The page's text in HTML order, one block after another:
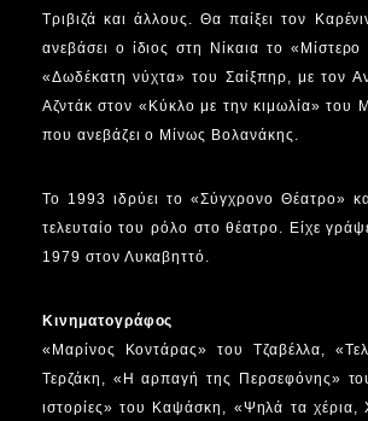
Τριβιζά και άλλους. Θα παίξει τον
ανεβάσει ο ίδιος στη Νίκαια το
«Δωδέκατη νύχτα» του Σαίξπηρ, με τον
Αζντάκ στον «Κύκλο με την κιμωλία»
που ανεβάζει ο Μίνως Βολανάκης.
Το 1993 ιδρύει το «Σύγχρονο Θέατρο»
τελευταίο του ρόλο στο θέατρο. Είχε
1979 στον Λυκαβηττό.
Κινηματογράφος
«Μαρίνος Κοντάρας» του Τζαβέλλα,
Τερζάκη, «Η αρπαγή της Περσεφόνης»
ιστορίες» του Καψάσκη, «Ψηλά τα